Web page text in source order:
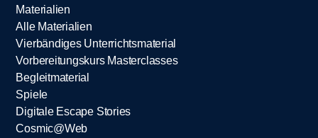
Materialien
Alle Materialien
Vierbändiges Unterrichtsmaterial
Vorbereitungskurs Masterclasses
Begleitmaterial
Spiele
Digitale Escape Stories
Cosmic@Web